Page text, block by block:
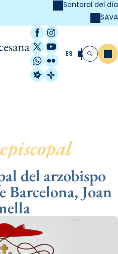
Santoral del día
SAVA
Facebook
Instagram
X / Twitter
YouTube
WhatsApp
Flickr
Radio Estel
Catalunya
ES Buscar
del arzobispo
Joan